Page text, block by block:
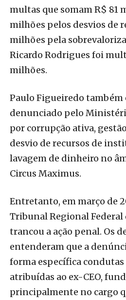
multas que somam R$ 81
milhões pelos desvios de
milhões pela
Ricardo Rodrigues foi
milhões.
Paulo Figueiredo também
denunciado pelo
por corrupção ativa,
desvio de recursos de
lavagem de dinheiro no
Circus Maximus.
Entretanto, em março de
Tribunal Regional Federal
trancou a ação penal. Os
entenderam que a
forma específica
atribuídas ao ex-CEO,
principalmente no cargo